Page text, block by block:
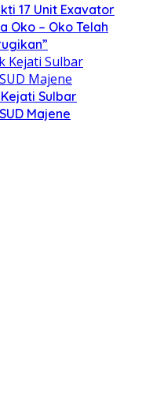
17 Unit Exavator
Oko – Oko Telah
Sulbar
Majene